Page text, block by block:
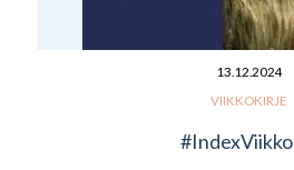
13.12.2024
VIIKKOKIRJE